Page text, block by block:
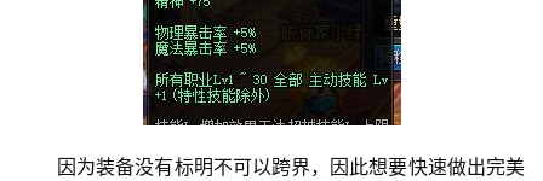
因为装备没有标明不可以跨界，因此想要快速做出完美